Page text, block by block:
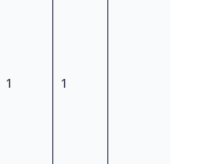
1 1